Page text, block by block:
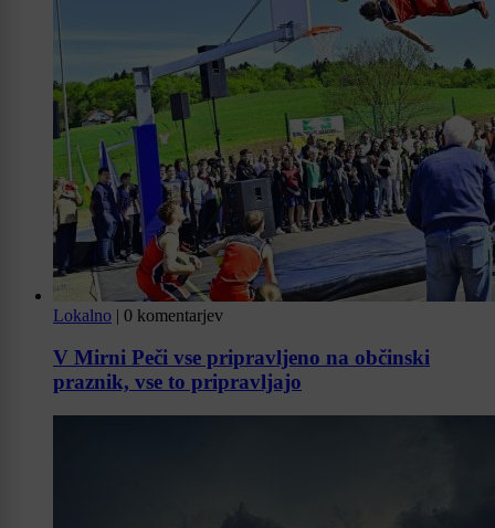
Lokalno | 0 komentarjev
V Mirni Peči vse pripravljeno na občinski
praznik, vse to pripravljajo